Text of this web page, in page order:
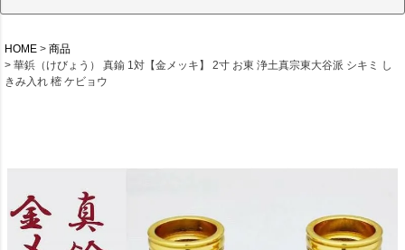
HOME
商品
華鋲（けびょう） 真鍮 1対【金メッキ】 2寸 お東 浄土真宗東大谷派 シキミ し
きみ入れ 樒 ケビョウ